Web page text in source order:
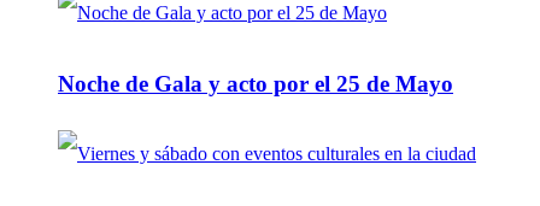
Noche de Gala y acto por el 25 de Mayo